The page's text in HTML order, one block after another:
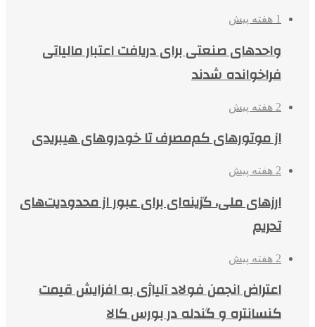
1 هفته پیش
واحدهای صنعتی برای دریافت اعتبار مالیاتی
فراخوانده شدند
2 هفته پیش
از موتورهای کم‌مصرف تا خودروهای هیبریدی
2 هفته پیش
ارزهای ملی، گزینه‌ای برای عبور از محدودیت‌های
تحریم
2 هفته پیش
اعتراض انجمن فولاد آلیاژی به افزایش قیمت
کنسانتره و گندله در بورس کالا